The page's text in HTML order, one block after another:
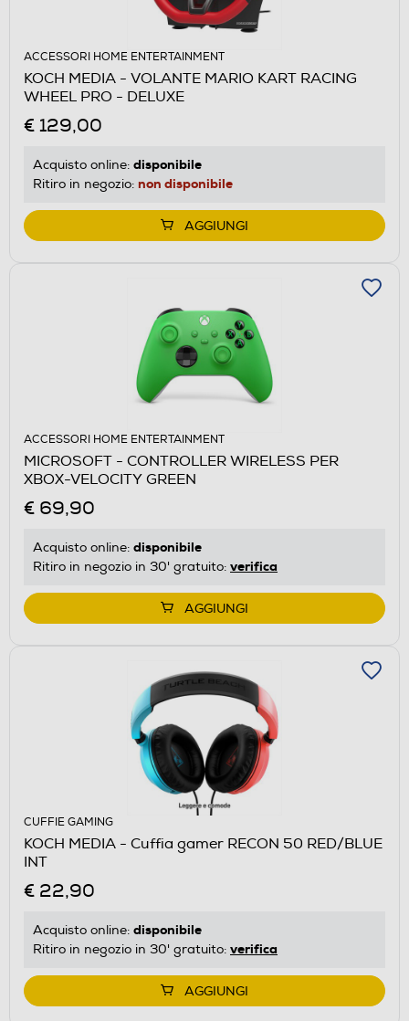
ACCESSORI HOME ENTERTAINMENT
KOCH MEDIA - VOLANTE MARIO KART RACING
WHEEL PRO - DELUXE
€ 129,00
Acquisto online: disponibile
Ritiro in negozio: non disponibile
AGGIUNGI
ACCESSORI HOME ENTERTAINMENT
MICROSOFT - CONTROLLER WIRELESS PER
XBOX-VELOCITY GREEN
€ 69,90
Acquisto online: disponibile
Ritiro in negozio in 30' gratuito: verifica
AGGIUNGI
CUFFIE GAMING
KOCH MEDIA - Cuffia gamer RECON 50 RED/BLUE
INT
€ 22,90
Acquisto online: disponibile
Ritiro in negozio in 30' gratuito: verifica
AGGIUNGI